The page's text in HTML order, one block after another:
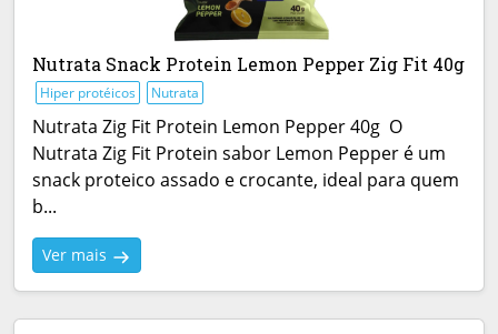
Nutrata Snack Protein Lemon Pepper Zig Fit 40g
Hiper protéicos Nutrata
Nutrata Zig Fit Protein Lemon Pepper 40g O
Nutrata Zig Fit Protein sabor Lemon Pepper é um
snack proteico assado e crocante, ideal para quem
b...
Ver mais